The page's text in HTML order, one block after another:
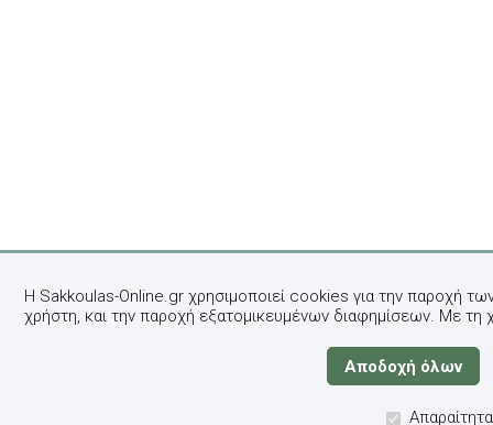
Η Sakkoulas-Online.gr χρησιμοποιεί cookies για την παροχή
χρήστη, και την παροχή εξατομικευμένων διαφημίσεων. Με